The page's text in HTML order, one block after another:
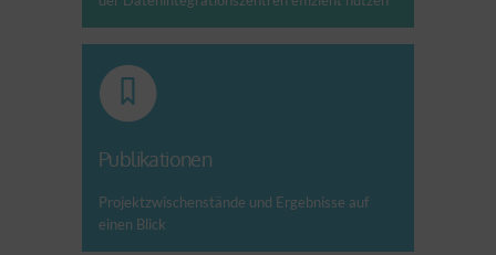
Publikationen
Projektzwischenstände und Ergebnisse auf
einen Blick